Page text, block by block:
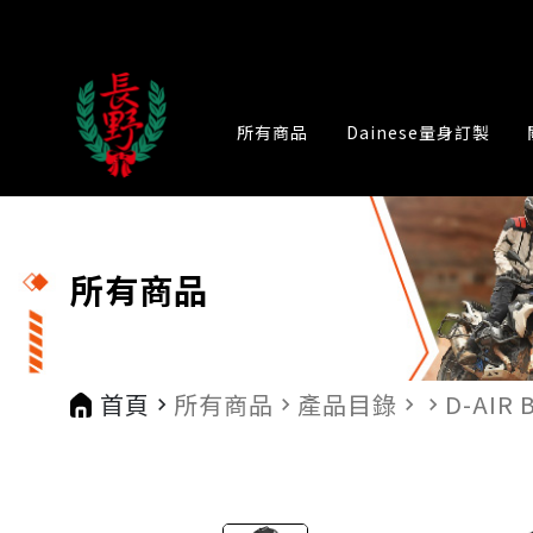
所有商品 Dainese量身訂製
所有商品
首頁 navigate_next 所有商品 navigate_next 產品目錄 navigate_next navigate_next D-AIR